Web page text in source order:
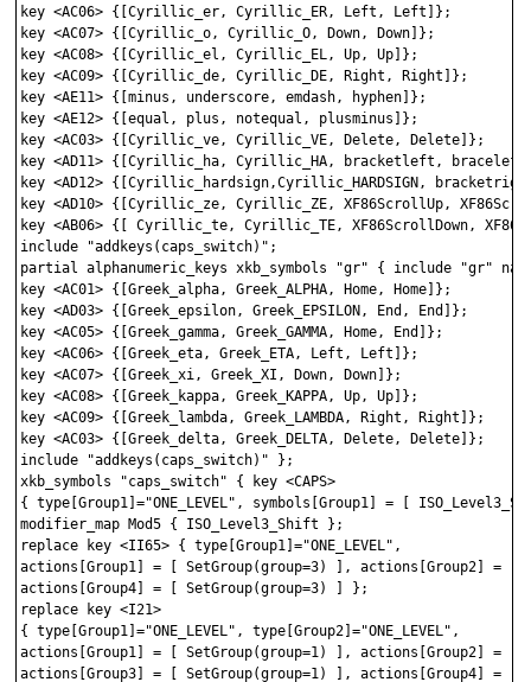
key <AC06> {[Cyrillic_er, Cyrillic_ER, Left, Left]};
key <AC07> {[Cyrillic_o, Cyrillic_O, Down, Down]};
key <AC08> {[Cyrillic_el, Cyrillic_EL, Up, Up]};
key <AC09> {[Cyrillic_de, Cyrillic_DE, Right, Right]};
key <AE11> {[minus, underscore, emdash, hyphen]};
key <AE12> {[equal, plus, notequal, plusminus]};
key <AC03> {[Cyrillic_ve, Cyrillic_VE, Delete, Delete]};
key <AD11> {[Cyrillic_ha, Cyrillic_HA, bracketleft,
key <AD12> {[Cyrillic_hardsign,Cyrillic_HARDSIGN,
key <AD10> {[Cyrillic_ze, Cyrillic_ZE, XF86ScrollUp,
key <AB06> {[ Cyrillic_te, Cyrillic_TE, XF86ScrollDown,
include "addkeys(caps_switch)";
partial alphanumeric_keys xkb_symbols "gr" { include "gr"
key <AC01> {[Greek_alpha, Greek_ALPHA, Home, Home]};
key <AD03> {[Greek_epsilon, Greek_EPSILON, End, End]};
key <AC05> {[Greek_gamma, Greek_GAMMA, Home, End]};
key <AC06> {[Greek_eta, Greek_ETA, Left, Left]};
key <AC07> {[Greek_xi, Greek_XI, Down, Down]};
key <AC08> {[Greek_kappa, Greek_KAPPA, Up, Up]};
key <AC09> {[Greek_lambda, Greek_LAMBDA, Right, Right]};
key <AC03> {[Greek_delta, Greek_DELTA, Delete, Delete]};
include "addkeys(caps_switch)" };
xkb_symbols "caps_switch" { key <CAPS>
{ type[Group1]="ONE_LEVEL", symbols[Group1] = [
modifier_map Mod5 { ISO_Level3_Shift };
replace key <II65> { type[Group1]="ONE_LEVEL",
actions[Group1] = [ SetGroup(group=3) ], actions[Group2] =
actions[Group4] = [ SetGroup(group=3) ] };
replace key <I21>
{ type[Group1]="ONE_LEVEL", type[Group2]="ONE_LEVEL",
actions[Group1] = [ SetGroup(group=1) ], actions[Group2] = [
actions[Group3] = [ SetGroup(group=1) ], actions[Group4]